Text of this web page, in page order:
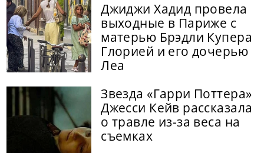
Джиджи Хадид провела
выходные в Париже с
матерью Брэдли Купера
Глорией и его дочерью
Леа
Звезда «Гарри Поттера»
Джесси Кейв рассказала
о травле из-за веса на
съемках